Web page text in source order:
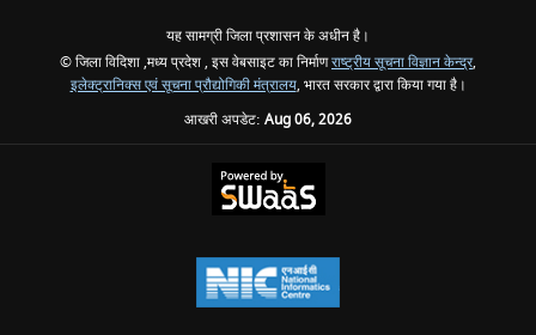
यह सामग्री जिला प्रशासन के अधीन है।
© जिला विदिशा ,मध्य प्रदेश , इस वेबसाइट का निर्माणराष्ट्रीय सूचना विज्ञान केन्द्र,
इलेक्ट्रानिक्स एवं सूचना प्रौद्योगिकी मंत्रालय, भारत सरकार द्वारा किया गया है।
आखरी अपडेट: Aug 06, 2026